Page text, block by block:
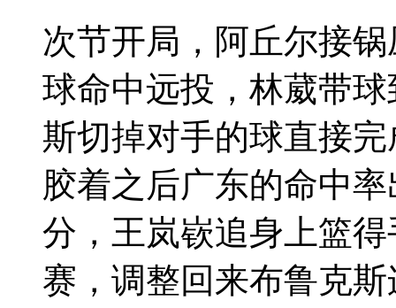
次节开局，阿丘尔接
球命中远投，林葳带
斯切掉对手的球直接
胶着之后广东的命中
分，王岚嵚追身上篮
赛，调整回来布鲁克